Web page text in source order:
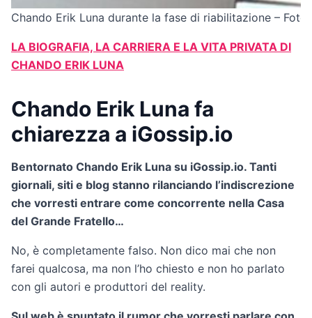
Chando Erik Luna durante la fase di riabilitazione –
LA BIOGRAFIA, LA CARRIERA E LA VITA PRIVATA DI
CHANDO ERIK LUNA
Chando Erik Luna fa
chiarezza a iGossip.io
Bentornato Chando Erik Luna su iGossip.io. Tanti
giornali, siti e blog stanno rilanciando l’indiscrezione
che vorresti entrare come concorrente nella Casa
del Grande Fratello…
No, è completamente falso. Non dico mai che non
farei qualcosa, ma non l’ho chiesto e non ho parlato
con gli autori e produttori del reality.